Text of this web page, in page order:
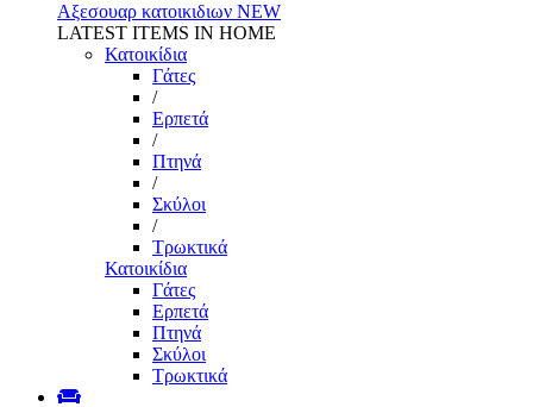
Αξεσουαρ κατοικιδιων NEW
LATEST ITEMS IN HOME
Κατοικίδια
Γάτες
/
Ερπετά
/
Πτηνά
/
Σκύλοι
/
Τρωκτικά
Κατοικίδια
Γάτες
Ερπετά
Πτηνά
Σκύλοι
Τρωκτικά